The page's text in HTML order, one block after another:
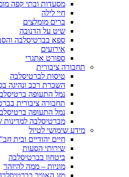
מסעדות ובתי קפה
חיי לילה
ברים מומלצים
שיט על הדנובה
ספא בברטיסלבה
אירועים
ספורט אתגרי
תחבורה ציבורית
טיסות לברטיסלבה
השכרת רכב ונהיגה
נמל התעופה
תחבורה ציבורית
נמל התעופה
מברטיסלבה
מידע שימושי לטיול
חיים יהודיים ובית
שירותי הסעות
ביטחון בברטיסלבה
מוניות – ממה להיזהר
מזג האוויר